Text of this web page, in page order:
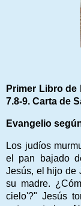
Primer Libro de
7.8-9. Carta de
Evangelio
Los judíos
el pan bajado
Jesús, el hijo de
su madre.
cielo'?"Jesús